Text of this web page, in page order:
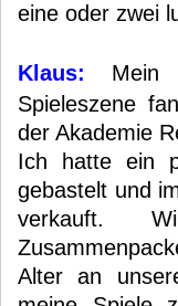
eine oder zwei
Klaus:
Spieleszene
der Akademie
Ich hatte ein
gebastelt und
verkauft.
Alter an